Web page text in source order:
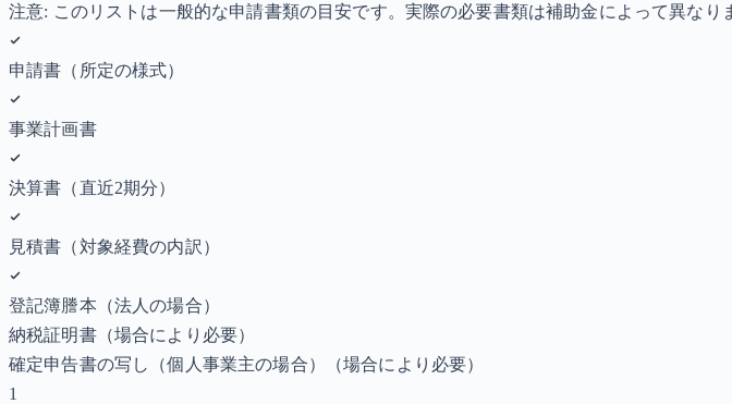
注意: このリストは一般的な申請書類の目安です。実際の必要書類は補助金によって異なり
申請書（所定の様式）
事業計画書
決算書（直近2期分）
見積書（対象経費の内訳）
登記簿謄本（法人の場合）
納税証明書（場合により必要）
確定申告書の写し（個人事業主の場合）
（場合により必要）
1